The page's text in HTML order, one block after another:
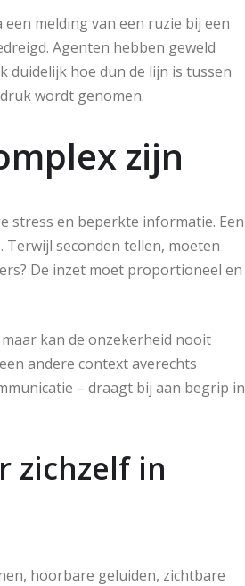
melding van een ruzie bij een
Agenten hebben geweld
hoe dun de lijn is tussen
wordt genomen.
zijn
stress en beperkte informatie. Een
seconden tellen, moeten
De inzet moet proportioneel en
kan de onzekerheid nooit
andere context averechts
– draagt bij aan begrip in
zichzelf in
hoorbare geluiden, zichtbare